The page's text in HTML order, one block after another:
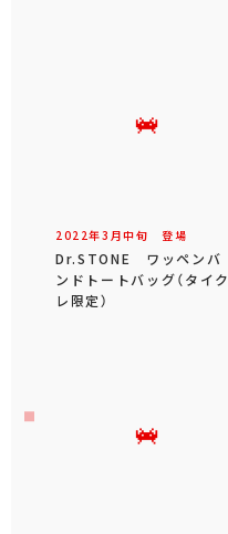
2022年3 月中旬 登場
Dr.STONE ワッペンバ
ンドトートバッグ（タイク
レ限定）